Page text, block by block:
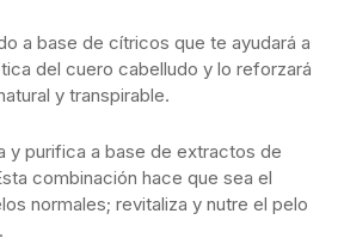
a base de cítricos que te ayudará a
del cuero cabelludo y lo reforzará
y transpirable.
y purifica a base de extractos de
combinación hace que sea el
normales; revitaliza y nutre el pelo